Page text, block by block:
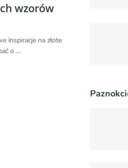
wzorów
inspiracje na złote
o ...